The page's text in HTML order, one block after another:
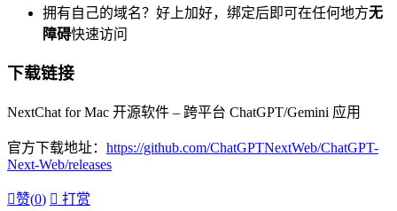
拥有自己的域名？好上加好，绑定后即可在任何地方无
障碍快速访问
下载链接
NextChat for Mac 开源软件 – 跨平台 ChatGPT/Gemini 应用
官方下载地址： https://github.com/ChatGPTNextWeb/ChatGPT-
Next-Web/releases
赞(0)  打赏